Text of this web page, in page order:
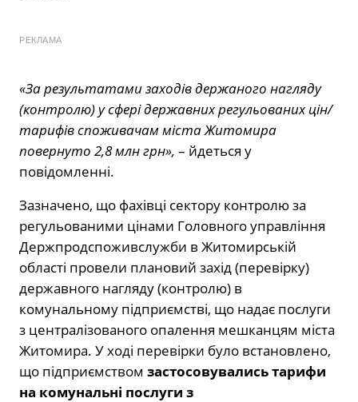
РЕКЛАМА
«За результатами заходів держаного нагляду
(контролю) у сфері державних регульованих цін/
тарифів споживачам міста Житомира
повернуто 2,8 млн грн», – йдеться у
повідомленні.
Зазначено, що фахівці сектору контролю за
регульованими цінами Головного управління
Держпродспоживслужби в Житомирській
області провели плановий захід (перевірку)
державного нагляду (контролю) в
комунальному підприємстві, що надає послуги
з централізованого опалення мешканцям міста
Житомира. У ході перевірки було встановлено,
що підприємством застосовувались тарифи
на комунальні послуги з